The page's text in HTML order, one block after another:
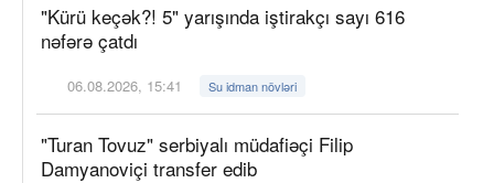
"Kürü keçək?! 5" yarışında iştirakçı sayı 616
nəfərə çatdı
06.08.2026, 15:41 Su idman növləri
"Turan Tovuz" serbiyalı müdafiəçi Filip
Damyanoviçi transfer edib